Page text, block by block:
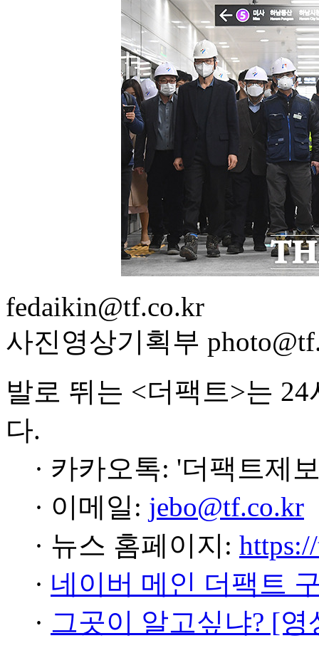
fedaikin@tf.co.kr
사진영상기획부
발로 뛰는 <더팩트>는
다.
· 카카오톡: '더팩트제
· 이메일: jebo@tf.co.kr
· 뉴스 홈페이지:
· 네이버 메인 더팩트
· 그곳이 알고싶냐? [